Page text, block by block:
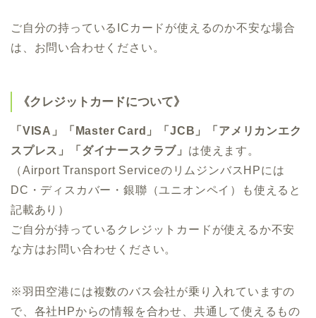
ご自分の持っているICカードが使えるのか不安な場合
は、お問い合わせください。
《クレジットカードについて》
「VISA」「Master Card」「JCB」「アメリカンエク
スプレス」「ダイナースクラブ」 は使えます。
（Airport Transport ServiceのリムジンバスHPには
DC・ディスカバー・銀聯（ユニオンペイ）も使えると
記載あり）
ご自分が持っているクレジットカードが使えるか不安
な方はお問い合わせください。
※羽田空港には複数のバス会社が乗り入れていますの
で、各社HPからの情報を合わせ、共通して使えるもの